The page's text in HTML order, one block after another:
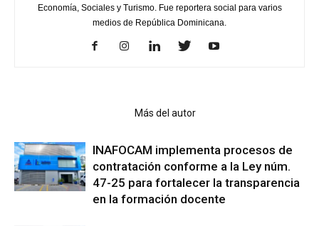
Economía, Sociales y Turismo. Fue reportera social para varios
medios de República Dominicana.
Más del autor
INAFOCAM implementa procesos de
contratación conforme a la Ley núm.
47-25 para fortalecer la transparencia
en la formación docente